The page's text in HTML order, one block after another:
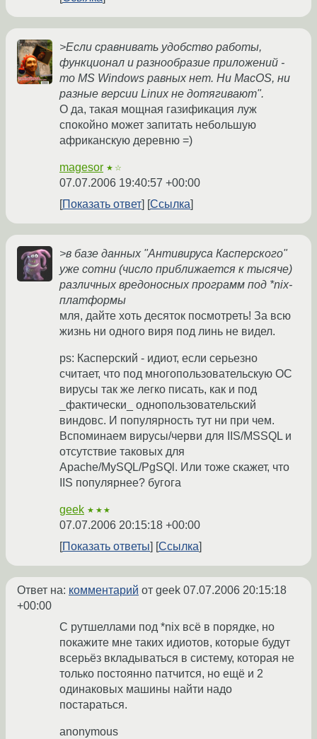
>Если сравнивать удобство работы,
функционал и разнообразие приложений -
то MS Windows равных нет. Ни MacOS, ни
разные версии Linux не дотягивают".
О да, такая мощная газификация луж
спокойно может запитать небольшую
африканскую деревню =)
magesor ★☆
07.07.2006 19:40:57 +00:00
Показать ответ
Ссылка
>в базе данных "Антивируса Касперского"
уже сотни (число приближается к тысяче)
различных вредоносных программ под *nix-
платформы
мля, дайте хоть десяток посмотреть! За всю
жизнь ни одного виря под линь не видел.
ps: Касперский - идиот, если серьезно
считает, что под многопользовательскую ОС
вирусы так же легко писать, как и под
_фактически_ однопользовательский
виндовс. И популярность тут ни при чем.
Вспоминаем вирусы/черви для IIS/MSSQL и
отсутствие таковых для
Apache/MySQL/PgSQl. Или тоже скажет, что
IIS популярнее? бугога
geek ★★★
07.07.2006 20:15:18 +00:00
Показать ответы
Ссылка
Ответ на: комментарий от geek 07.07.2006 20:15:18
+00:00
С рутшеллами под *nix всё в порядке, но
покажите мне таких идиотов, которые будут
всерьёз вкладываться в систему, которая не
только постоянно патчится, но ещё и 2
одинаковых машины найти надо
постараться.
anonymous